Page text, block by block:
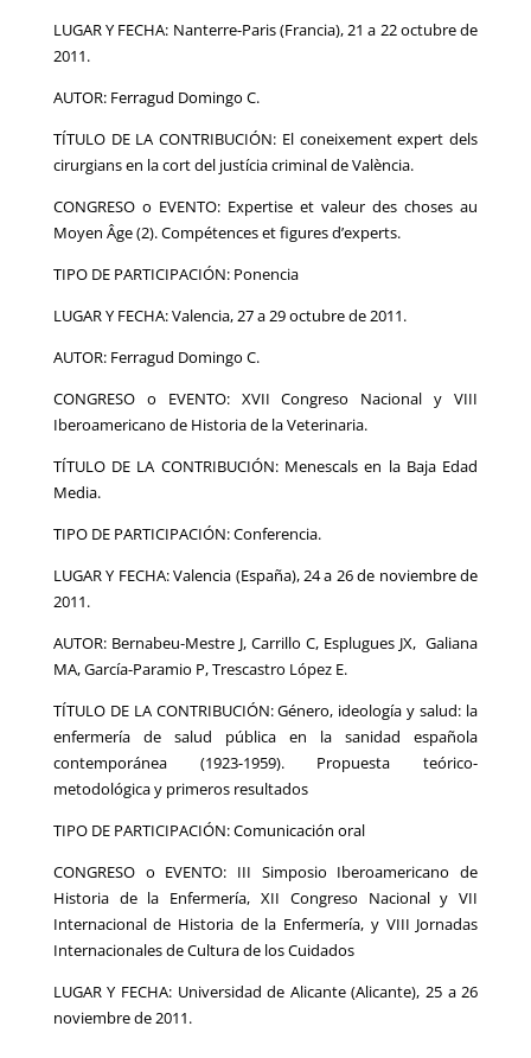
LUGAR Y FECHA: Nanterre-Paris (Francia), 21 a 22 octubre de
2011.
AUTOR: Ferragud Domingo C.
TÍTULO DE LA CONTRIBUCIÓN: El coneixement expert dels
cirurgians en la cort del justícia criminal de València.
CONGRESO o EVENTO: Expertise et valeur des choses au
Moyen Âge (2). Compétences et figures d’experts.
TIPO DE PARTICIPACIÓN: Ponencia
LUGAR Y FECHA: Valencia, 27 a 29 octubre de 2011.
AUTOR: Ferragud Domingo C.
CONGRESO o EVENTO: XVII Congreso Nacional y VIII
Iberoamericano de Historia de la Veterinaria.
TÍTULO DE LA CONTRIBUCIÓN: Menescals en la Baja Edad
Media.
TIPO DE PARTICIPACIÓN: Conferencia.
LUGAR Y FECHA: Valencia (España), 24 a 26 de noviembre de
2011.
AUTOR: Bernabeu-Mestre J, Carrillo C, Esplugues JX, Galiana
MA, García-Paramio P, Trescastro López E.
TÍTULO DE LA CONTRIBUCIÓN: Género, ideología y salud: la
enfermería de salud pública en la sanidad española
contemporánea (1923-1959). Propuesta teórico-
metodológica y primeros resultados
TIPO DE PARTICIPACIÓN: Comunicación oral
CONGRESO o EVENTO: III Simposio Iberoamericano de
Historia de la Enfermería, XII Congreso Nacional y VII
Internacional de Historia de la Enfermería, y VIII Jornadas
Internacionales de Cultura de los Cuidados
LUGAR Y FECHA: Universidad de Alicante (Alicante), 25 a 26
noviembre de 2011.